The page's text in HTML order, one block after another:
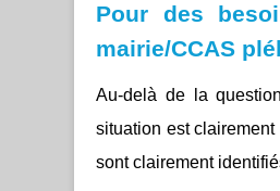
Pour des
mairie/CCAS
Au-delà de la
situation est
sont clairement